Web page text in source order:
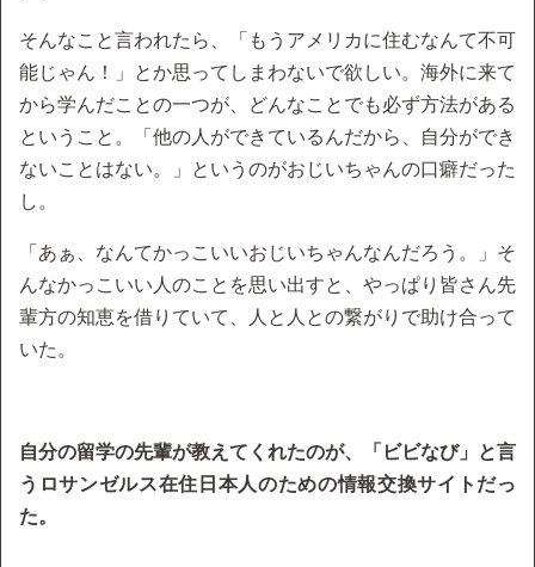
そんなこと言われたら、「もうアメリカに住むなんて不可
能じゃん！」とか思ってしまわないで欲しい。海外に来て
から学んだことの一つが、どんなことでも必ず方法がある
ということ。「他の人ができているんだから、自分ができ
ないことはない。」というのがおじいちゃんの口癖だった
し。
「あぁ、なんてかっこいいおじいちゃんなんだろう。」そ
んなかっこいい人のことを思い出すと、やっぱり皆さん先
輩方の知恵を借りていて、人と人との繋がりで助け合って
いた。
自分の留学の先輩が教えてくれたのが、「ビビなび」と言
うロサンゼルス在住日本人のための情報交換サイトだっ
た。